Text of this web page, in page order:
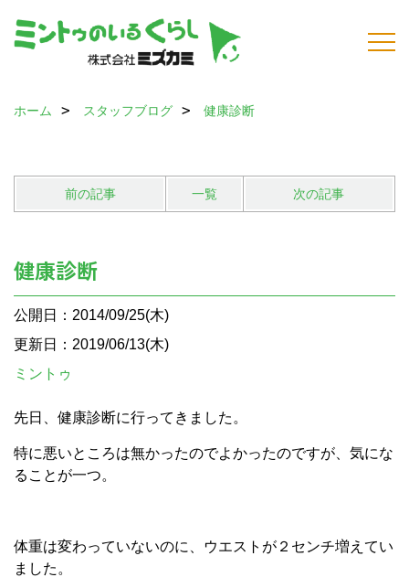
ホーム スタッフブログ 健康診断
前の記事 一覧 次の記事
健康診断
公開日：2014/09/25(木)
更新日：2019/06/13(木)
ミントゥ
先日、健康診断に行ってきました。
特に悪いところは無かったのでよかったのですが、気にな
ることが一つ。
体重は変わっていないのに、ウエストが２センチ増えてい
ました。